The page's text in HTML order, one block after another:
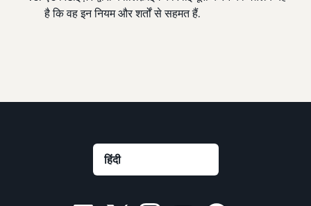
है कि वह इन नियम और शर्तों से सहमत हैं.